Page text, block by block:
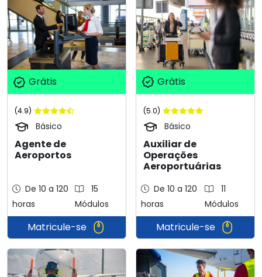
Grátis
(4.9)
Básico
Agente de
Aeroportos
De 10 a 120
horas
15
Módulos
Matricule-se
Grátis
(5.0)
Básico
Auxiliar de
Operações
Aeroportuárias
De 10 a 120
horas
11
Módulos
Matricule-se